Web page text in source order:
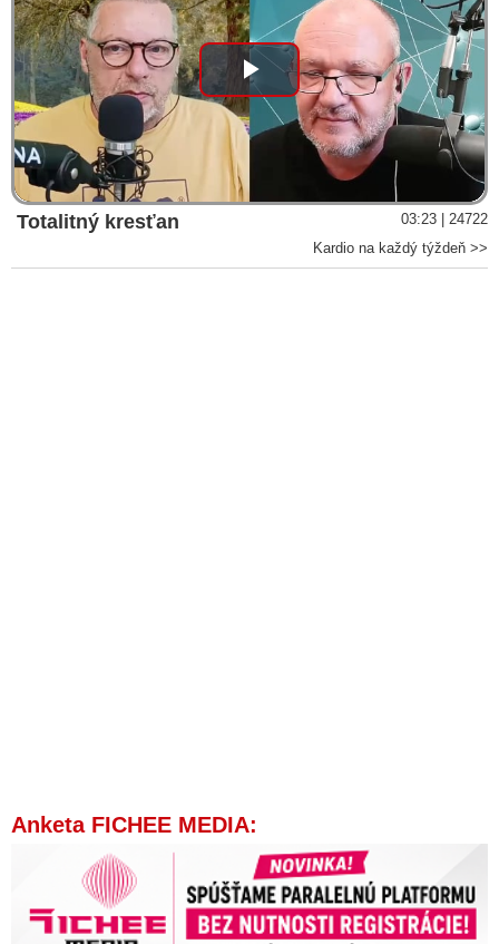
Play
Video
Totalitný kresťan
03:23 | 24722
Kardio na každý týždeň >>
Anketa FICHEE MEDIA: